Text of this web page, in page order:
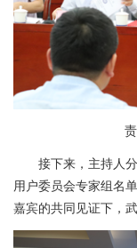
接下来，主持人分
用户委员会专家组名
嘉宾的共同见证下，